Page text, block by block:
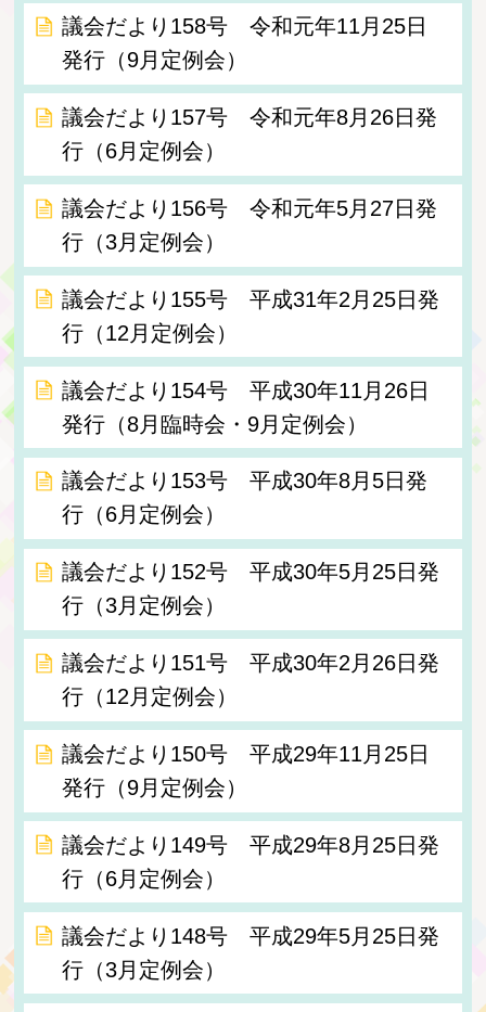
議会だより158号 令和元年11月25日
発行（9月定例会）
議会だより157号 令和元年8月26日発
行（6月定例会）
議会だより156号 令和元年5月27日発
行（3月定例会）
議会だより155号 平成31年2月25日発
行（12月定例会）
議会だより154号 平成30年11月26日
発行（8月臨時会・9月定例会）
議会だより153号 平成30年8月5日発
行（6月定例会）
議会だより152号 平成30年5月25日発
行（3月定例会）
議会だより151号 平成30年2月26日発
行（12月定例会）
議会だより150号 平成29年11月25日
発行（9月定例会）
議会だより149号 平成29年8月25日発
行（6月定例会）
議会だより148号 平成29年5月25日発
行（3月定例会）